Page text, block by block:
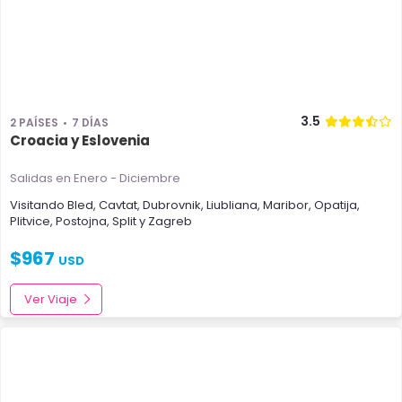
2 PAÍSES 7 DÍAS 3.5
Croacia y Eslovenia
Salidas en Enero - Diciembre
Visitando Bled, Cavtat, Dubrovnik, Liubliana, Maribor, Opatija,
Plitvice, Postojna, Splity Zagreb
$967 USD
Ver Viaje